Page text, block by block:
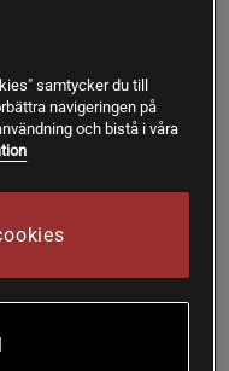
nedbrytning och
för dig som söker
många andra
smakämnen eller
vanilj är framtagna
samtycker du till
navigeringen på
och bistå i våra